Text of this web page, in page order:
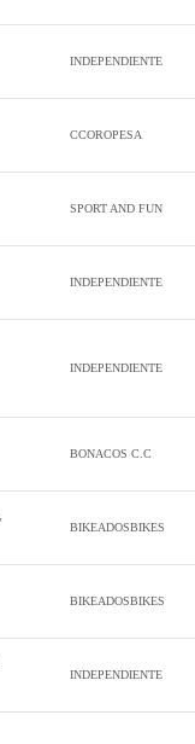
INDEPENDIENTE
CCOROPESA
SPORT AND FUN
INDEPENDIENTE
INDEPENDIENTE
BONACOS C.C
BIKEADOSBIKES
BIKEADOSBIKES
INDEPENDIENTE